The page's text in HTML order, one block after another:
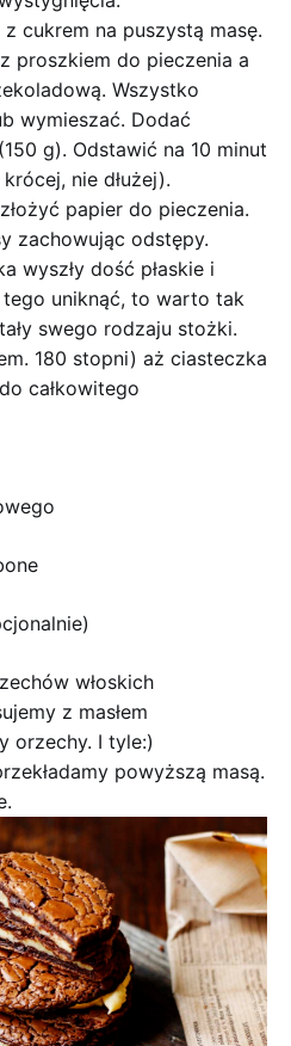
cukrem na puszystą masę.
proszkiem do pieczenia a
Wszystko
wymieszać. Dodać
g). Odstawić na 10 minut
nie dłużej).
papier do pieczenia.
zachowując odstępy.
wyszły dość płaskie i
tego uniknąć, to warto tak
swego rodzaju stożki.
180 stopni) aż ciasteczka
całkowitego
włoskich
z masłem
orzechy. I tyle:)
powyższą masą.